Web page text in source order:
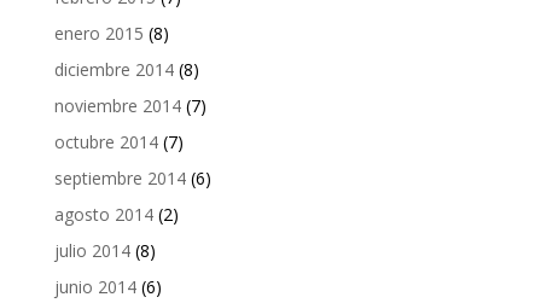
enero 2015 (8)
diciembre 2014(8)
noviembre 2014(7)
octubre 2014(7)
septiembre 2014(6)
agosto 2014(2)
julio 2014(8)
junio 2014(6)